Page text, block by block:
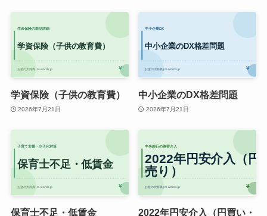
学資保険（子供の教育費）
2026年7月21日
中小企業のDX格差問題
2026年7月21日
保育士不足・低賃金
2022年円安介入（円買い・